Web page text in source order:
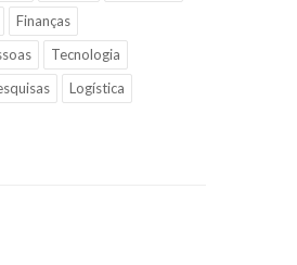
Finanças
Tecnologia
Logística